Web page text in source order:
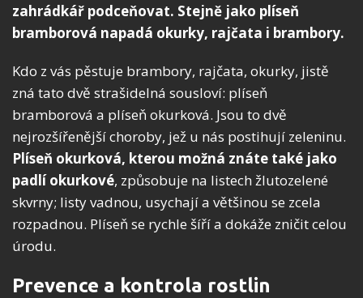
zahrádkář podceňovat. Stejně jako plíseň
bramborová napadá okurky, rajčata i brambory.
Kdo z vás pěstuje brambory, rajčata, okurky, jistě
zná tato dvě strašidelná sousloví: plíseň
bramborová a plíseň okurková. Jsou to dvě
nejrozšířenější choroby, jež u nás postihují zeleninu.
Plíseň okurková, kterou možná znáte také jako
padlí okurkové, způsobuje na listech žlutozelené
skvrny; listy vadnou, usychají a většinou se zcela
rozpadnou. Plíseň se rychle šíří a dokáže zničit celou
úrodu.
Prevence a kontrola rostlin